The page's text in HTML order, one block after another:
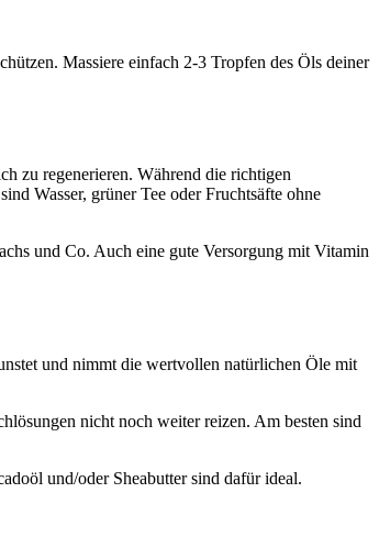
Massiere einfach 2-3 Tropfen des Öls deiner
zu regenerieren. Während die richtigen
Wasser, grüner Tee oder Fruchtsäfte ohne
und Co. Auch eine gute Versorgung mit Vitamin
und nimmt die wertvollen natürlichen Öle mit
nicht noch weiter reizen. Am besten sind
und/oder Sheabutter sind dafür ideal.